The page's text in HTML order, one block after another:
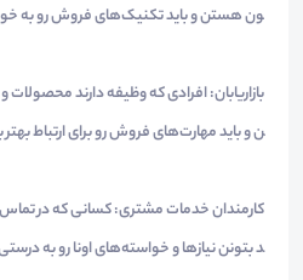
ون هستن و باید تکنیک‌های فروش رو به
بازاریابان: افرادی که وظیفه دارند
ن و باید مهارت‌های فروش رو برای ارتباط بهتر
کارمندان خدمات مشتری: کسانی که در
د بتونن نیازها و خواسته‌های اونا رو به